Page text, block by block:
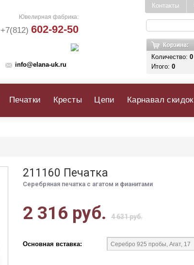
Ювелирная фабрика:
+7(812) 602-92-50
info@elana-uk.ru
Контакты
Количество: 0
Итого: 0
Печатки Кресты Цепи Карнавал скидок
211160 Печатка
Серебряная печатка с агатом и фианитами
2 316 руб. 4 631 руб.
Основная вставка: